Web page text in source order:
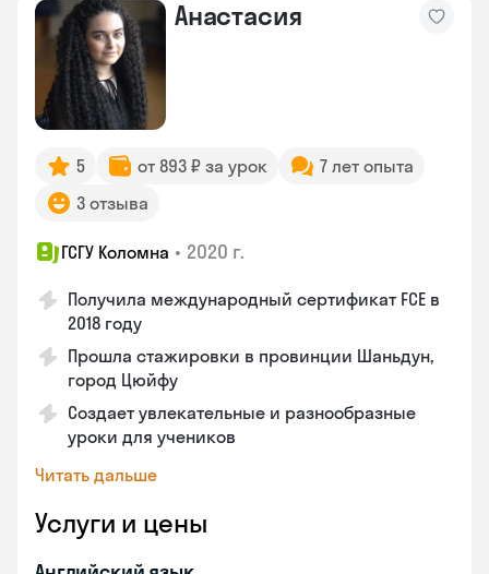
Анастасия
5 от 893 ₽ за урок
7 лет опыта
3 отзыва
ГСГУ Коломна • 2020 г.
Получила международный сертификат FCE в
2018 году
Прошла стажировки в провинции Шаньдун,
город Цюйфу
Создает увлекательные и разнообразные
уроки для учеников
Читать дальше
Услуги и цены